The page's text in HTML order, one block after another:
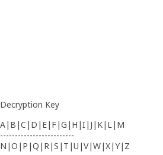
Decryption Key
A|B|C|D|E|F|G|H|I|J|K|L|M
-------------------------
N|O|P|Q|R|S|T|U|V|W|X|Y|Z